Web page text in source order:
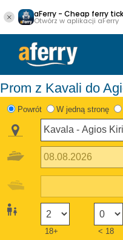
aFerry - Cheap ferry
Otwórz w aplikacji aFerry
Prom z Kavali do
Powrót W jedną stronę
18+ < 18